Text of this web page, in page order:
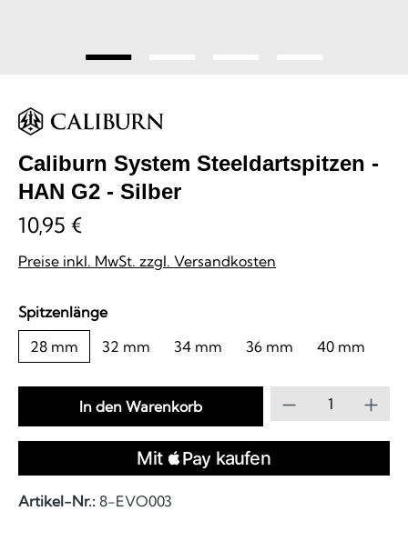
Caliburn System Steeldartspitzen -
HAN G2 - Silber
10,95 €
Preise inkl. MwSt. zzgl. Versandkosten
Spitzenlängeauswählen
28 mm
32 mm 34 mm 36 mm 40 mm
Produkt
In den Warenkorb
Artikel-Nr.: 8-EVO003